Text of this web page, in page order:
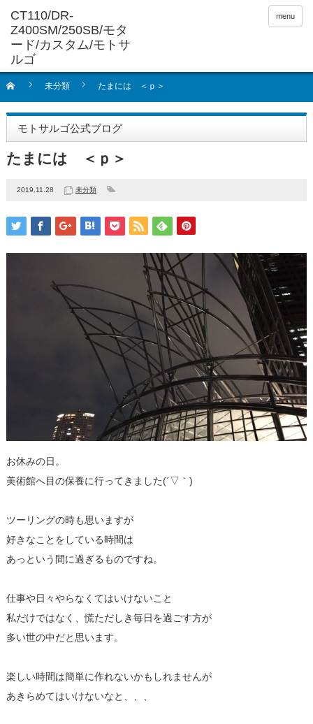
menu
未分類 たまには ＜ｐ＞
モトサルゴ公式ブログ
たまには ＜ｐ＞
2019.11.28 未分類
お休みの日。
美術館へ目の保養に行ってきました(´▽｀)
ツーリングの時も思いますが
好きなことをしている時間は
あっという間に過ぎるものですね。
仕事や日々やらなくてはいけないこと
私だけではなく、慌ただしき毎日を過ごす方が
多い世の中だと思います。
楽しい時間は簡単に作れないかもしれませんが
あきらめてはいけないなと、、、